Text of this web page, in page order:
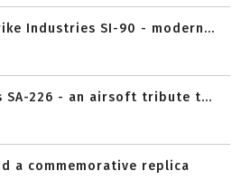
Industries SI-90 - modern...
SA-226 - an airsoft tribute t...
a commemorative replica